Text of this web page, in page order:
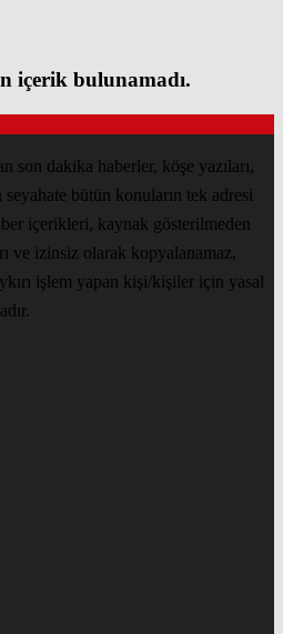
içerik bulunamadı.
son dakika haberler, köşe yazıları,
bütün konuların tek adresi
içerikleri, kaynak gösterilmeden
ve izinsiz olarak kopyalanamaz,
işlem yapan kişi/kişiler için yasal